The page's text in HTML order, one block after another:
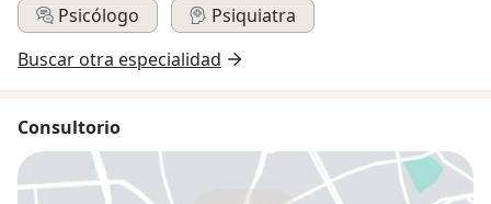
Psicólogo
Psiquiatra
Buscar otra especialidad
Consultorio